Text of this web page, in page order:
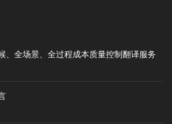
、全场景、全过程成本质量控制翻译服务